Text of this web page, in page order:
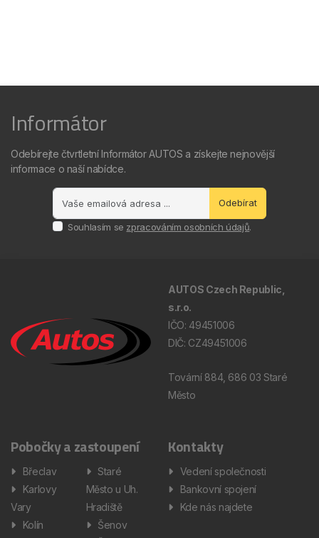
Informátor
Odebírejte čtvrtletní Informátor AUTOS a získejte nejnovější
informace o naší nabídce.
Odebírat
Souhlasím se zpracováním osobních údajů.
AUTOS Czech Republic,
s.r.o.
IČO: 49451006
DIČ: CZ49451006
Tovární 884, 686 03 Staré
Město
Pobočky a zastoupení
Břeclav
Karlovy
Vary
Kolín
Staré
Město u Uh.
Hradiště
Šenov
Kontakty
Vedení společnosti
Bankovní spojení
Kde nás najdete